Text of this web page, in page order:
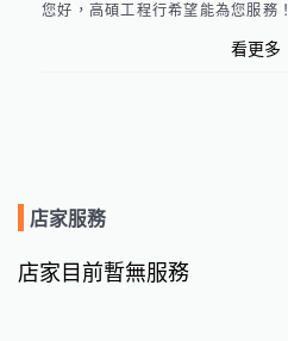
您好，高碩工程行希望能為您服務！
看更多
店家服務
店家目前暫無服務